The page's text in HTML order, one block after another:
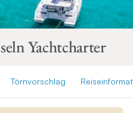
Yachtcharter
Törnvorschlag